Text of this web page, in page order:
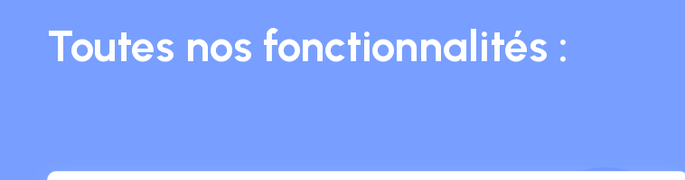
Toutes nos fonctionnalités :